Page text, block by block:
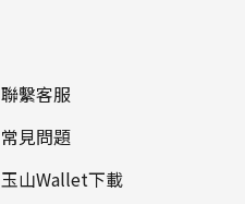
聯繫客服
常見問題
玉山Wallet下載